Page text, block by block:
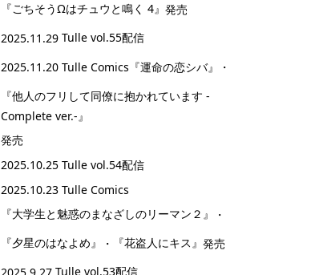
『ごちそうΩはチュウと鳴く 4』 発売
2025.11.29 Tulle vol.55配信
2025.11.20 Tulle Comics 『運命の恋シバ』
・
『他人のフリして同僚に抱かれています -
Complete ver.-』
発売
2025.10.25 Tulle vol.54配信
2025.10.23 Tulle Comics
『大学生と魅惑のまなざしのリーマン２』
・
『夕星のはなよめ』
・ 『花盗人にキス』 発売
2025.9.27 Tulle vol.53配信